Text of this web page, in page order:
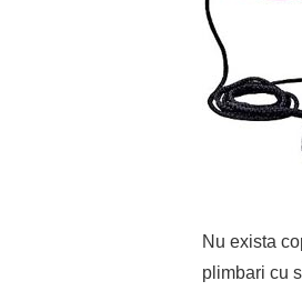
Nu exista
plimbari cu